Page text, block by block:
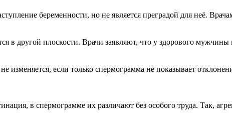
беременности, но не является преградой для неё.
в другой плоскости. Врачи заявляют, что у здорового
изменяется, если только спермограмма не показывает
в спермограмме их различают без особого труда. Так,